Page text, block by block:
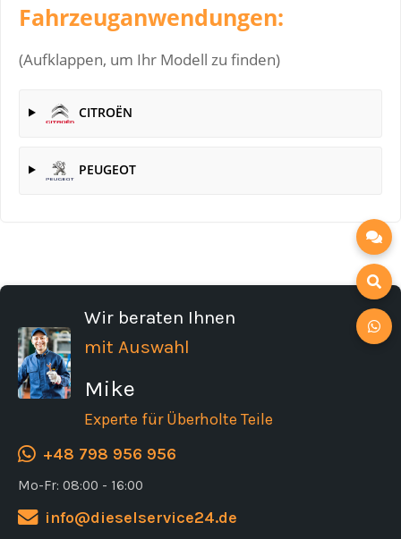
Fahrzeuganwendungen:
(Aufklappen, um Ihr Modell zu finden)
CITROËN
PEUGEOT
Wir beraten Ihnen
mit Auswahl
Mike
Experte für Überholte Teile
+48 798 956 956
Mo-Fr: 08:00 - 16:00
info@dieselservice24.de